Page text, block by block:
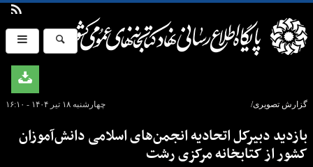
چهارشنبه ۱۸ تیر ۱۴۰۴ - ۱۶:۱۰ گزارش تصویری/
بازدید دبیرکل اتحادیه انجمن‌های اسلامی دانش‌آموزان
کشور از کتابخانه مرکزی رشت